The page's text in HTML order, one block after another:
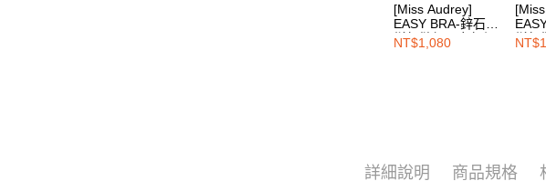
[Miss Audrey]
EASY BRA-鋅石墨
烯無縫超彈力無鋼
圈內衣-粉彩綠
NT$1,080
烯無
圈
詳細說明 商品規格